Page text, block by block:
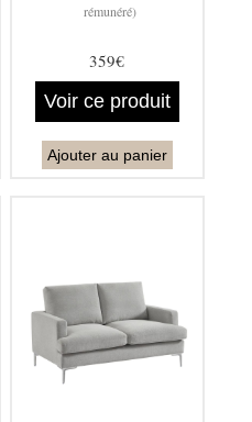
rémunéré)
359€
Voir ce produit
Ajouter au panier